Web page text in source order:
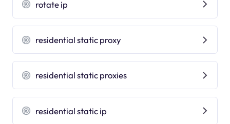
rotate ip
residential static proxy
residential static proxies
residential static ip